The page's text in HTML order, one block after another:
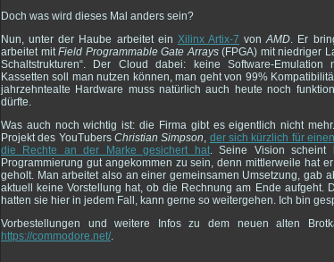
Doch was wird dieses Mal anders sein?
Nun, unter der Haube arbeitet ein Xilinx Artix-7 vonAMD. Er
arbeitet mitField Programmable Gate Arrays(FPGA) mit niedriger
Schaltstrukturen“. Der Cloud dabei: keine Software-
Kassetten soll man nutzen können, man geht von 99%
jahrzehntealte Hardware muss natürlich auch heute noch
dürfte.
Was auch noch wichtig ist: die Firma gibt es eigentlich nicht
Projekt des YouTubers Christian Simpson, der sich kürzlich für
die Rechte an der Marke gesichert hat. Seine Vision
Programmierung gut angekommen zu sein, denn mittlerweile hat
geholt. Man arbeitet also an einer gemeinsamen Umsetzung, gab
aktuell keine Vorstellung hat, ob die Rechnung am Ende aufgeht.
hatten sie hier in jedem Fall, kann gerne so weitergehen. Ich bin
Vorbestellungen und weitere Infos zu dem neuen alten
https://commodore.net/.